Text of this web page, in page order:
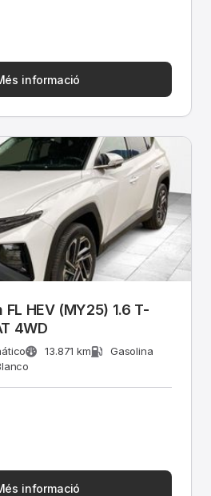
informació
HEV (MY25) 1.6 T-
4WD
13.871 km
Gasolina
informació